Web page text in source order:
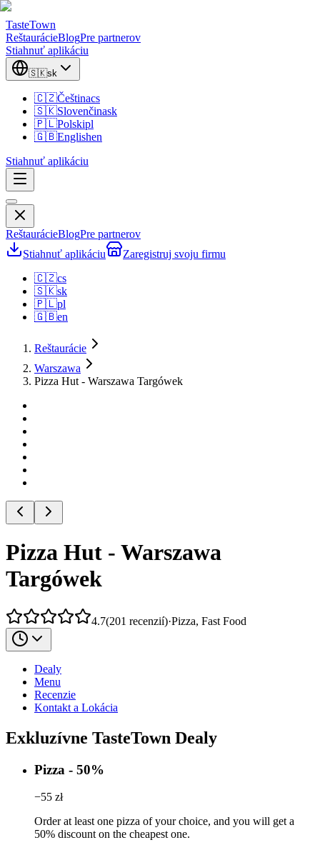
TasteTown
ReštaurácieBlogPre partnerov
Stiahnuť aplikáciu
🇸🇰sk
🇨🇿Češtinacs
🇸🇰Slovenčinask
🇵🇱Polskipl
🇬🇧Englishen
Stiahnuť aplikáciu
ReštaurácieBlogPre partnerov
Stiahnuť aplikáciu
Zaregistruj svoju firmu
🇨🇿cs
🇸🇰sk
🇵🇱pl
🇬🇧en
Reštaurácie
Warszawa
Pizza Hut - Warszawa Targówek
Pizza Hut - Warszawa
Targówek
4.7(201 recenzií)·Pizza, Fast Food
Dealy
Menu
Recenzie
Kontakt a Lokácia
Exkluzívne TasteTown Dealy
Pizza - 50%
−55 zł
Order at least one pizza of your choice, and you will get a
50% discount on the cheapest one.